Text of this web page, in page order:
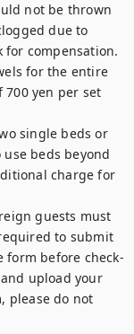
not be thrown
due to
compensation.
for the entire
700 yen per set
single beds or
beds beyond
charge for
guests must
to submit
form before check-
upload your
please do not